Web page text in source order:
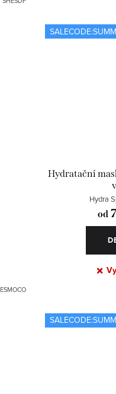
ESMOCO
Hydratační
Hydra
od